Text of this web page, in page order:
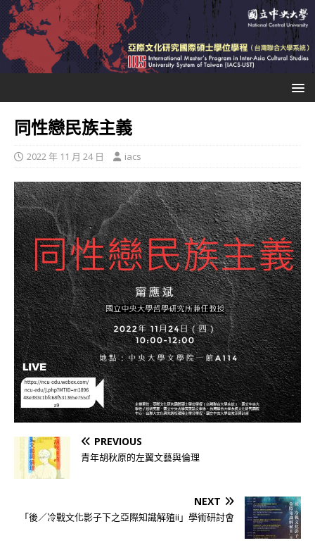
同性戀民族主義
2022 年 11 月 24 日 iacs
PREVIOUS
青年胡秋原的左翼文藝與倫理
NEXT
「後／冷戰文化影子下之亞際知識解殖ii」學術研討會